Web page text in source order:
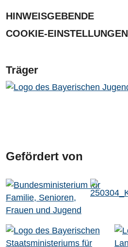
HINWEISGEBENDE
COOKIE-EINSTELLUNGEN
Träger
Gefördert von